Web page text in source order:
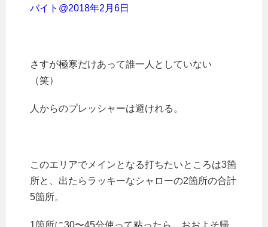
バイト@2018年2月6日
さすが極寒だけあって誰一人としていない
（笑）
人からのプレッシャーは避けれる。
このエリアでメインとなる打ちたいところは3箇
所と、出たらラッキーなシャローの2箇所の合計
5箇所。
1箇所に30〜45分使って粘ったら、おおよそ帰